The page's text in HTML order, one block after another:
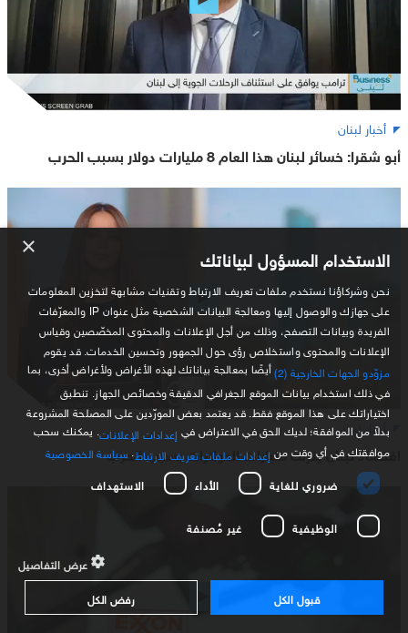
أخبار لبنان
أبو شقرا: خسائر لبنان هذا العام 8 مليارات دولار بسبب الحرب
أخبار لبنان
اقتصاد لبنان ينزف مليارات الدولارات بسبب الحرب
× الاستخدام المسؤول لبياناتك
نحن وشركاؤنا نستخدم ملفات تعريف الارتباط وتقنيات مشابهة لتخزين المعلومات
على جهازك والوصول إليها ومعالجة البيانات الشخصية مثل عنوان IP والمعرّفات
الفريدة وبيانات التصفح، وذلك من أجل الإعلانات والمحتوى المخصّصين وقياس
الإعلانات والمحتوى واستخلاص رؤى حول الجمهور وتحسين الخدمات. قد يقوم
مزوّدو الجهات الخارجية (2)
أيضًا بمعالجة بياناتك لهذه الأغراض ولأغراض أخرى، بما
في ذلك استخدام بيانات الموقع الجغرافي الدقيقة وخصائص الجهاز. تنطبق
اختياراتك على هذا الموقع فقط. قد يعتمد بعض المورّدين على المصلحة المشروعة
بدلاً من الموافقة؛ لديك الحق في الاعتراض في إعدادات الإعلانات . يمكنك سحب
موافقتك في أي وقت من إعدادات ملفات تعريف الارتباط سياسة الخصوصية
ضروري للغاية
الأداء الاستهداف
الوظيفية غير مُصنفة
عرض التفاصيل
قبول الكل
رفض الكل